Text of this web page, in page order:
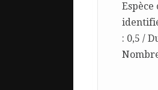
: 0,5 /